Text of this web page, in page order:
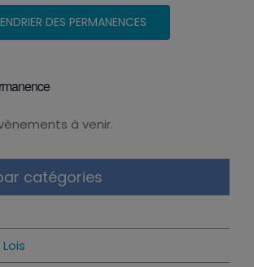
DES PERMANENCES
à venir.
catégories